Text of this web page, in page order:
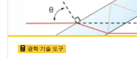
광학 기술 도구